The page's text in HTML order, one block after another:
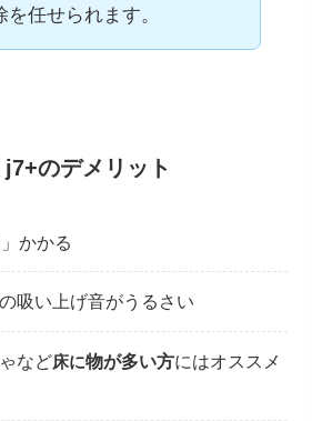
を任せられます。
j7+のデメリット
かかる
吸い上げ音がうるさい
など床に物が多い方にはオススメ